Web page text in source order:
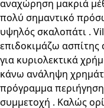
αναχώρηση μακριά
πολύ σημαντικό
υψηλός σκαλοπάτι .
επιδοκιμάζω ασπίτης
για κυριολεκτικά
κάνω ανάληψη
πρόγραμμα
συμμετοχή . Καλώς